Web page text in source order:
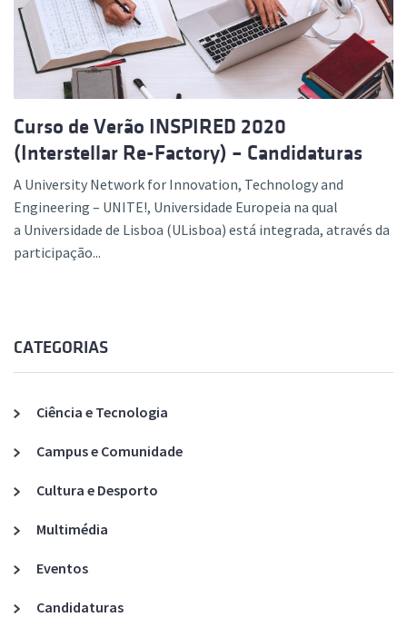
Curso de Verão INSPIRED 2020
(Interstellar Re-Factory) – Candidaturas
A University Network for Innovation, Technology and
Engineering – UNITE!, Universidade Europeia na qual
a Universidade de Lisboa (ULisboa) está integrada, através da
participação...
CATEGORIAS
Ciência e Tecnologia
Campus e Comunidade
Cultura e Desporto
Multimédia
Eventos
Candidaturas